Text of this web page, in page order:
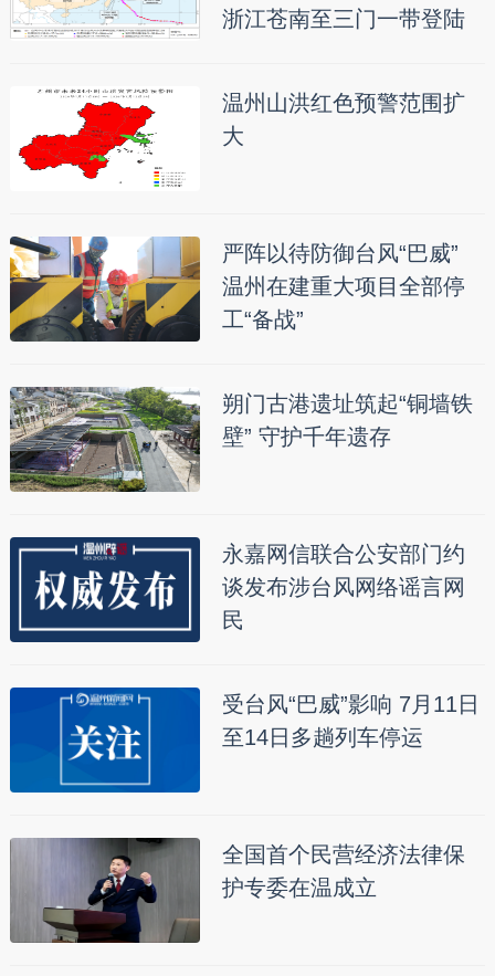
浙江苍南至三门一带登陆
温州山洪红色预警范围扩
大
严阵以待防御台风“巴威”
温州在建重大项目全部停
工“备战”
朔门古港遗址筑起“铜墙铁
壁” 守护千年遗存
永嘉网信联合公安部门约
谈发布涉台风网络谣言网
民
受台风“巴威”影响 7月11日
至14日多趟列车停运
全国首个民营经济法律保
护专委在温成立